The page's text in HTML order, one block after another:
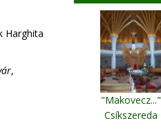
Harghita
,
"Makovecz..."
Csíkszereda